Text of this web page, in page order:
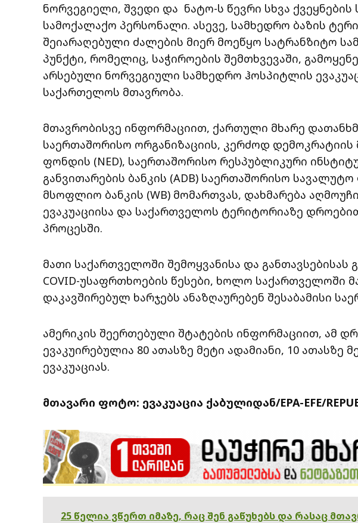
ნორვეგიელი, შვედი და ნატო-ს წევრი სხვა
სამოქალაქო პერსონალი. ასევე, სამხედრო ბაზის
შეიარაღებული ძალების მიერ მოეწყო სატრანზიტო
პუნქტი, რომელიც, საჭიროების შემთხვევაში,
არსებული ნორვეგიული სამხედრო ჰოსპიტლის
საქართელოს მთავრობა.
მთავრობისვე ინფორმაციით, ქართული მხარე
საერთაშორისო ორგანიზაციის, კერძოდ
ფონდის (NED), საერთაშორისო რესპუბლიკური
განვითარების ბანკის (ADB) საერთაშორისო
მსოფლიო ბანკის (WB) მომართვას, დახმარება
ევაკუაციისა და საქართველოს ტერიტორიაზე
პროცესში.
მათი საქართველოში შემოყვანისა და განთავსებისას
COVID-უსაფრთხოების წესები, ხოლო საქართველოში
დაკავშირებულ ხარჯებს ანაზღაურებენ შესაბამისი
ამერიკის შეერთებული შტატების ინფორმაციით, ამ
ევაკუირებულია 80 ათასზე მეტი ადამიანი, 10 ათასზე
ევაკუაციას.
მთავარი ფოტო: ევაკუაცია ქაბულიდან/EPA-EFE/
25 წელია ვწერთ იმაზე, რაც შენ გაწუხებს და რასაც